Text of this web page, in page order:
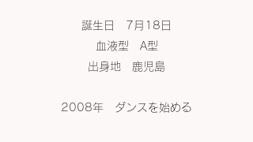
誕生日 7月18日
血液型 A型
出身地 鹿児島
2008年 ダンスを始める